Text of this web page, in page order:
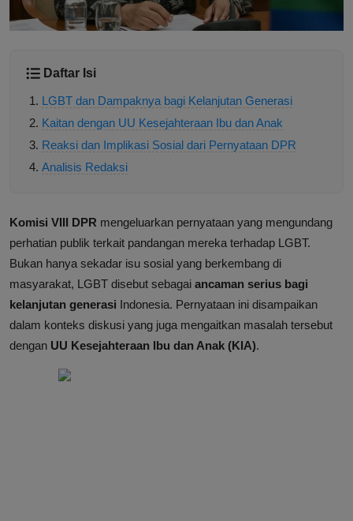
Daftar Isi
LGBT dan Dampaknya bagi Kelanjutan Generasi
Kaitan dengan UU Kesejahteraan Ibu dan Anak
Reaksi dan Implikasi Sosial dari Pernyataan DPR
Analisis Redaksi
Komisi VIII DPR mengeluarkan pernyataan yang mengundang
perhatian publik terkait pandangan mereka terhadap LGBT.
Bukan hanya sekadar isu sosial yang berkembang di
masyarakat, LGBT disebut sebagai ancaman serius bagi
kelanjutan generasi Indonesia. Pernyataan ini disampaikan
dalam konteks diskusi yang juga mengaitkan masalah tersebut
dengan UU Kesejahteraan Ibu dan Anak (KIA).